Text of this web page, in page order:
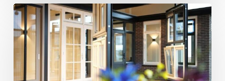
Kom
langs
in
onze
showroom
en
ervaar